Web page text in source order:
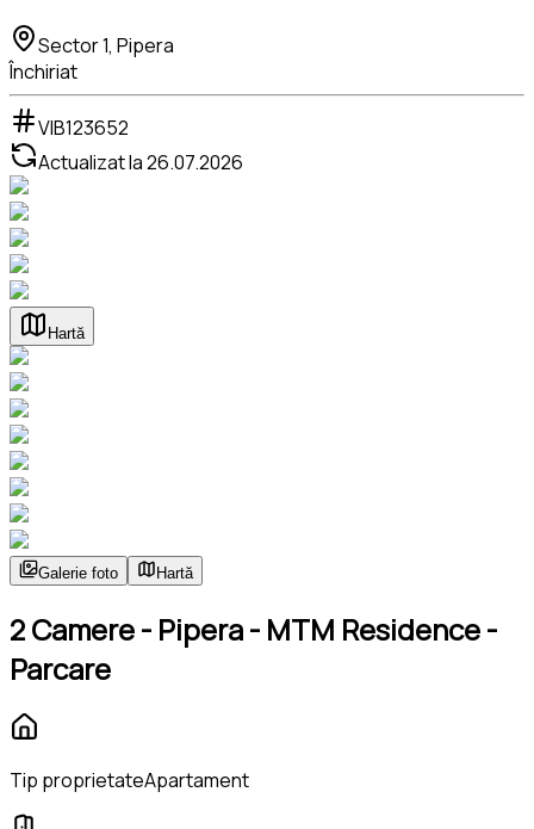
Sector 1, Pipera
Închiriat
VIB123652
Actualizat la26.07.2026
Hartă
Galerie foto Hartă
2 Camere - Pipera - MTM Residence -
Parcare
Tip proprietateApartament